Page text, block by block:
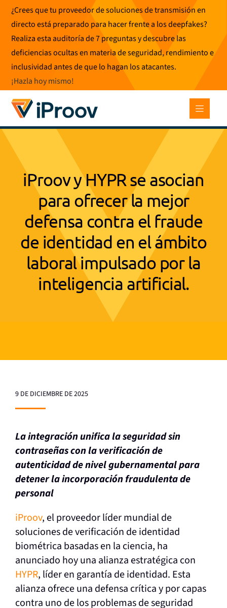
contenido
¿Crees que tu proveedor de soluciones de transmisión en
directo está preparado para hacer frente a los deepfakes?
Realiza esta auditoría de 7 preguntas y descubre las
deficiencias ocultas en materia de seguridad, rendimiento e
inclusividad antes de que lo hagan los atacantes.
¡Hazla hoy mismo!
iProov y HYPR se asocian
para ofrecer la mejor
defensa contra el fraude
de identidad en el ámbito
laboral impulsado por la
inteligencia artificial.
9 DE DICIEMBRE DE 2025
La integración unifica la seguridad sin
contraseñas con la verificación de
autenticidad de nivel gubernamentalpara
detener la incorporación fraudulenta de
personal
iProov, el proveedor líder mundial de
soluciones de verificación de identidad
biométrica basadas en la ciencia, ha
anunciado hoy una alianza estratégica con
HYPR, líder en garantía de identidad. Esta
alianza ofrece una defensa crítica y por capas
contra uno de los problemas de seguridad